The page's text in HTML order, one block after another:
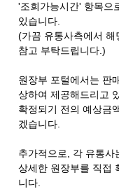
'조회가능시간' 항목으
있습니다.
(가끔 유통사측에서 해
참고 부탁드립니다.)
원장부 포털에서는 판
상하여 제공해드리고
확정되기 전의 예상금
겠습니다.
추가적으로, 각 유통사
상세한 원장부를 직접
니다.